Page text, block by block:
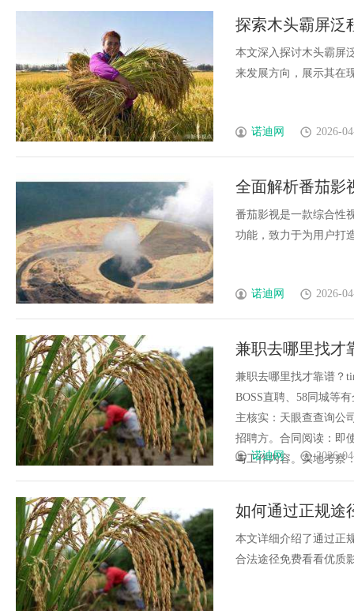
探索木头霸屏泛
本文深入探讨木头霸屏
来发展方向，展示其在
诺迪网 2026-
全面解析番茄影
番茄影视是一款综合性
功能，致力于为用户打
诺迪网 2026-
兼职去哪里找才
兼职去哪里找才靠谱？
BOSS直聘、58同城等
主核实：天眼查查询公
招聘方。合同阅读：即
与工作内容。实地考察
诺迪网 2026-
如何通过正规途
本文详细介绍了通过正
合法途径免费看看优质